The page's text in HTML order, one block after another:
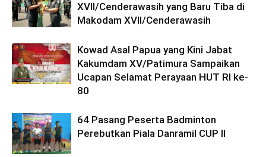
XVII/Cenderawasih yang Baru Tiba di
Makodam XVII/Cenderawasih
Kowad Asal Papua yang Kini Jabat
Kakumdam XV/Patimura Sampaikan
Ucapan Selamat Perayaan HUT RI ke-
80
64 Pasang Peserta Badminton
Perebutkan Piala Danramil CUP II